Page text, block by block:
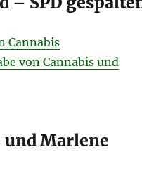
Cannabis
von Cannabis und
und Marlene